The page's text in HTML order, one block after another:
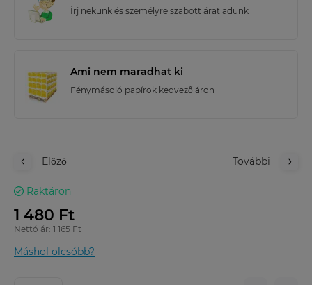
Írj nekünk és személyre szabott árat adunk
Ami nem maradhat ki
Fénymásoló papírok kedvező áron
Előző További
Raktáron
1 480 Ft
Nettó ár: 1 165 Ft
Máshol olcsóbb?